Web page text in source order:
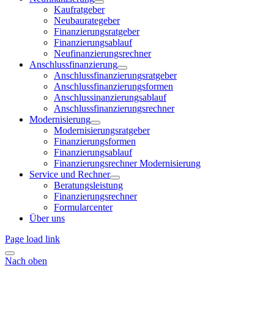
Kaufratgeber
Neubaurategeber
Finanzierungsratgeber
Finanzierungsablauf
Neufinanzierungsrechner
Anschlussfinanzierung
Anschlussfinanzierungsratgeber
Anschlussfinanzierungsformen
Anschlussinanzierungsablauf
Anschlussfinanzierungsrechner
Modernisierung
Modernisierungsratgeber
Finanzierungsformen
Finanzierungsablauf
Finanzierungsrechner Modernisierung
Service und Rechner
Beratungsleistung
Finanzierungsrechner
Formularcenter
Über uns
Page load link
Nach oben